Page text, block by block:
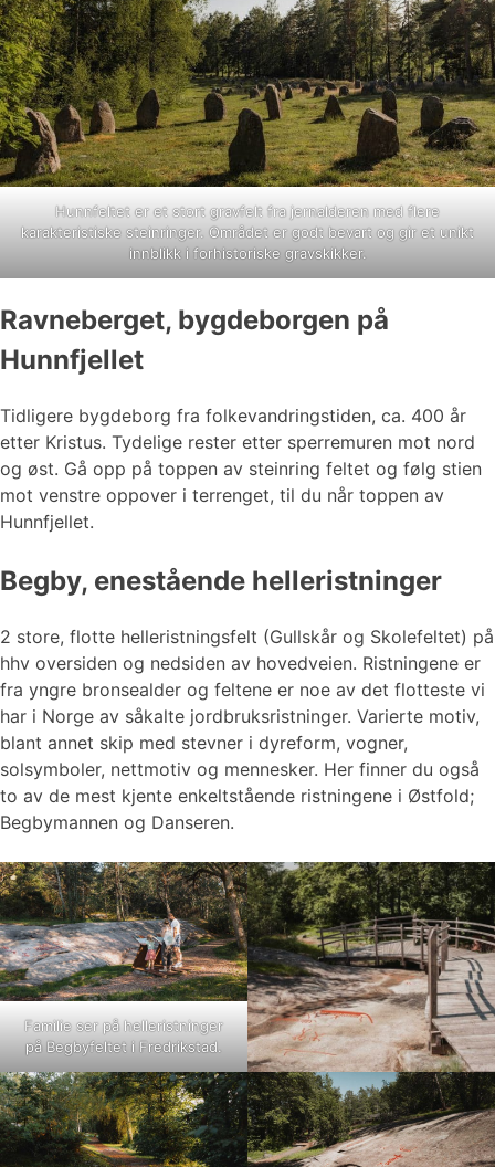
Hunnfeltet er et stort gravfelt fra jernalderen med flere
karakteristiske steinringer. Området er godt bevart og gir et unikt
innblikk i forhistoriske gravskikker.
Ravneberget, bygdeborgen på
Hunnfjellet
Tidligere bygdeborg fra folkevandringstiden, ca. 400 år
etter Kristus. Tydelige rester etter sperremuren mot nord
og øst. Gå opp på toppen av steinring feltet og følg stien
mot venstre oppover i terrenget, til du når toppen av
Hunnfjellet.
Begby, enestående helleristninger
2 store, flotte helleristningsfelt (Gullskår og Skolefeltet) på
hhv oversiden og nedsiden av hovedveien. Ristningene er
fra yngre bronsealder og feltene er noe av det flotteste vi
har i Norge av såkalte jordbruksristninger. Varierte motiv,
blant annet skip med stevner i dyreform, vogner,
solsymboler, nettmotiv og mennesker. Her finner du også
to av de mest kjente enkeltstående ristningene i Østfold;
Begbymannen og Danseren.
Familie ser på helleristninger
på Begbyfeltet i Fredrikstad.